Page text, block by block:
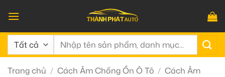
qua
nội
dung
Tìm
Trang chủ / Cách Âm Chống Ồn Ô Tô / Cách Âm